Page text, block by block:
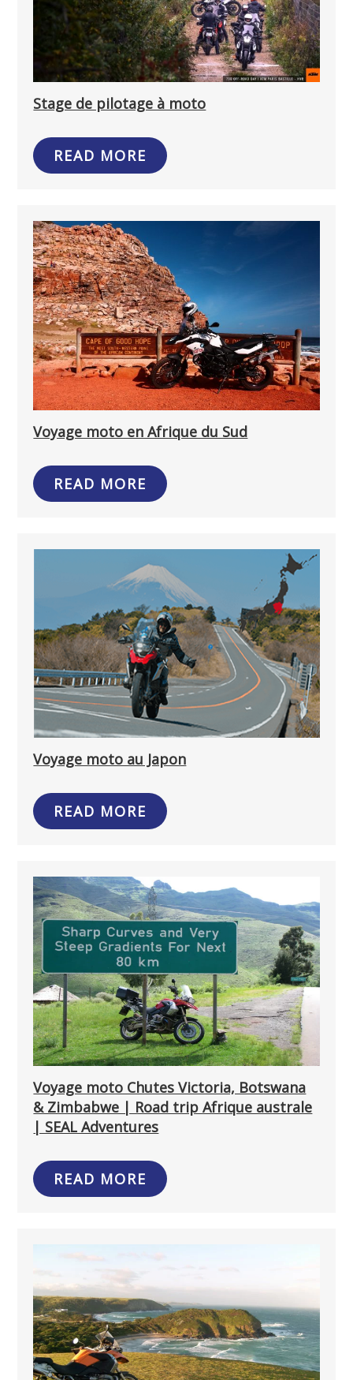
Stage de pilotage à moto
READ MORE
Voyage moto en Afrique du Sud
READ MORE
Voyage moto au Japon
READ MORE
Voyage moto Chutes Victoria, Botswana
& Zimbabwe | Road trip Afrique australe
| SEAL Adventures
READ MORE